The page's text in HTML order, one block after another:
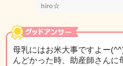
hiro☆
母乳にはお米大事ですよー
んどかった時、助産師さんに